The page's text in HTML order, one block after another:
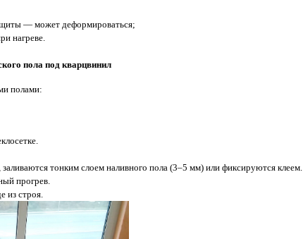
— может деформироваться;
нагреве.
пола под кварцвинил
полами:
тонким слоем наливного пола (3–5 мм) или фиксируются клеем.
прогрев.
из строя.